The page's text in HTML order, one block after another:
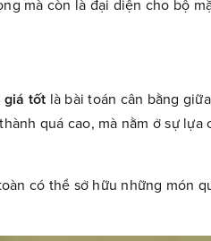
mà còn là đại diện cho bộ
giá tốt là bài toán cân bằng
quá cao, mà nằm ở sự
có thể sở hữu những món